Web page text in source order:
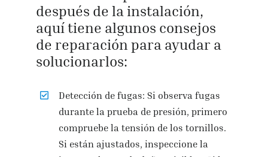
después de la instalación,
aquí tiene algunos consejos
de reparación para ayudar a
solucionarlos:
Detección de fugas: Si observa fugas
durante la prueba de presión, primero
compruebe la tensión de los tornillos.
Si están ajustados, inspeccione la